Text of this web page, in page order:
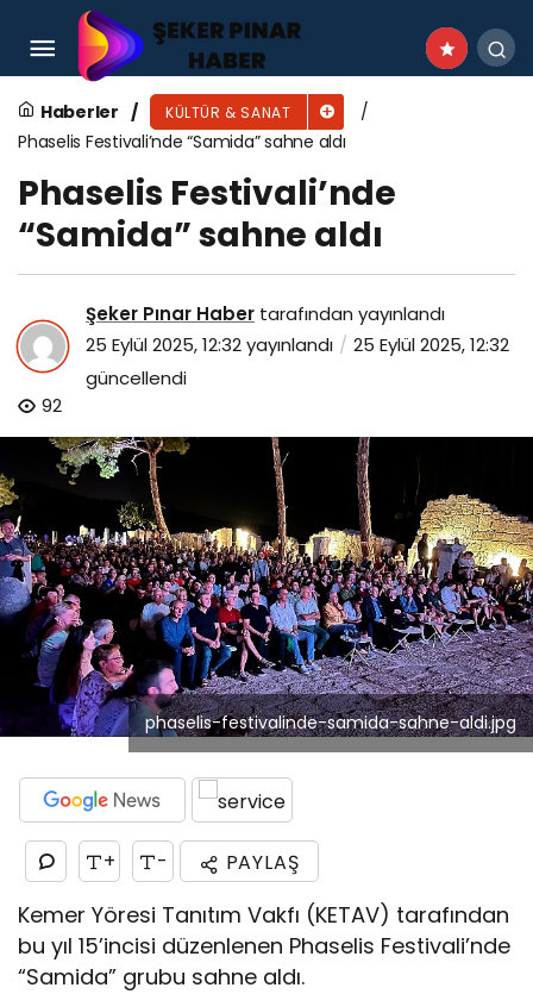
Haberler KÜLTÜR & SANAT
Phaselis Festivali’nde “Samida” sahne aldı
Phaselis Festivali’nde
“Samida” sahne aldı
Şeker Pınar Haber tarafından yayınlandı
25 Eylül 2025, 12:32yayınlandı
25 Eylül 2025, 12:32
güncellendi
92
phaselis-festivalinde-samida-sahne-aldi.jpg
+ - PAYLAŞ
Kemer Yöresi Tanıtım Vakfı (KETAV) tarafından
bu yıl 15’incisi düzenlenen Phaselis Festivali’nde
“Samida” grubu sahne aldı.
Maltepe Belediyesi’nin Yeni Dönem Koro
Kayıtları Başladı